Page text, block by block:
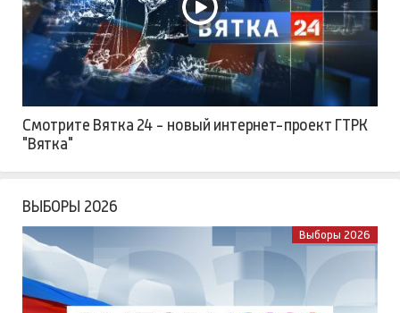
Смотрите Вятка 24 - новый интернет-проект ГТРК
"Вятка"
ВЫБОРЫ 2026
Выборы 2026